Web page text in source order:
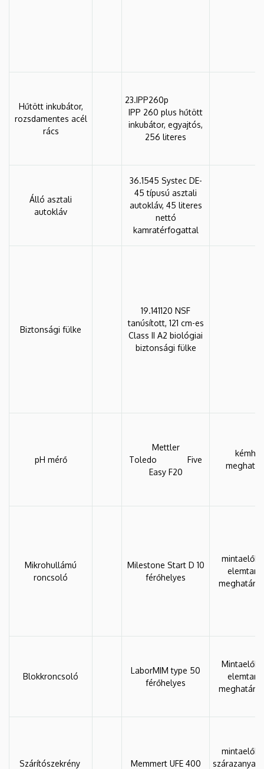
Hűtött inkubátor,
rozsdamentes acél
rács
23.IPP260p
IPP 260 plus hűtött
inkubátor, egyajtós,
256 literes
Álló asztali
autokláv
36.1545 Systec DE-
45 típusú asztali
autokláv, 45 literes
nettó
kamratérfogattal
Biztonsági fülke
19.141120 NSF
tanúsított, 121 cm-es
Class II A2 biológiai
biztonsági fülke
pH mérő
Mettler
Toledo Five
Easy F20
Mikrohullámú
roncsoló
Milestone Start D 10
férőhelyes
Blokkroncsoló
LaborMIM type 50
férőhelyes
Szárítószekrény Memmert UFE 400